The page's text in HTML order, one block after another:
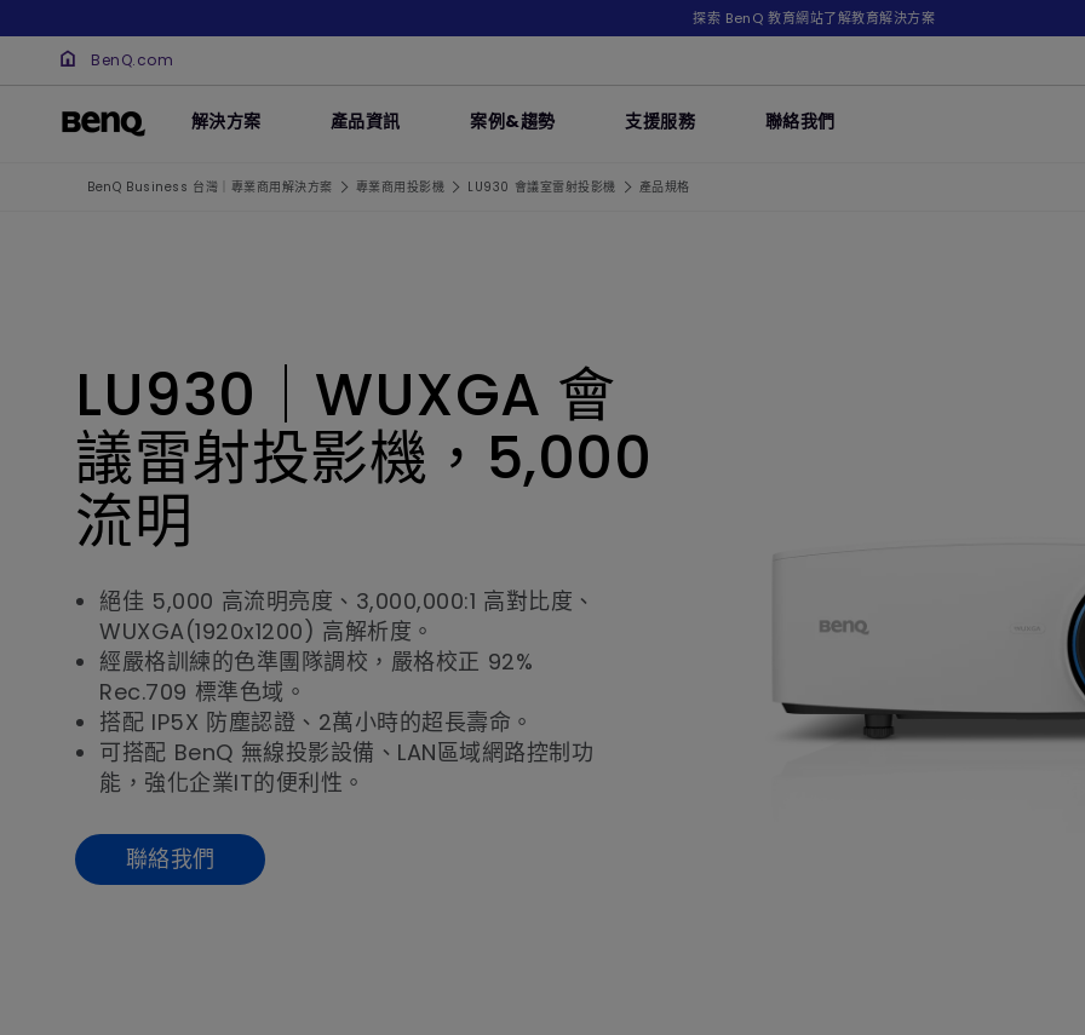
探索 BenQ 教育網站了解教育解決方案
BenQ.com
解決方案 產品資訊 案例&趨勢 支援服務 聯絡我們
BenQ Business 台灣｜專業商用解決方案 專業商用投影機 LU930 會議室雷射投影機 產品規格
LU930｜WUXGA 會
議雷射投影機，5,000
流明
絕佳 5,000 高流明亮度、3,000,000:1 高對比度、
WUXGA(1920x1200) 高解析度。
經嚴格訓練的色準團隊調校，嚴格校正 92%
Rec.709 標準色域。
搭配 IP5X 防塵認證、2萬小時的超長壽命。
可搭配 BenQ 無線投影設備、LAN區域網路控制功
能，強化企業IT的便利性。
聯絡我們